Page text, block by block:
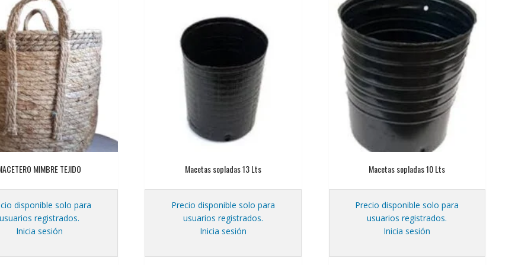
MIMBRE TEJIDO
disponible solo para
registrados.
Inicia sesión
Macetas sopladas 13 Lts
Precio disponible solo para
usuarios registrados.
Inicia sesión
Macetas sopladas 10 Lts
Precio disponible solo para
usuarios registrados.
Inicia sesión